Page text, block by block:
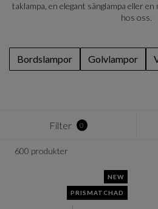
taklampa, en elegant sänglampa eller
hos oss.
Bordslampor Golvlampor
Filter 0
600 produkter
NEW
PRISMATCHAD